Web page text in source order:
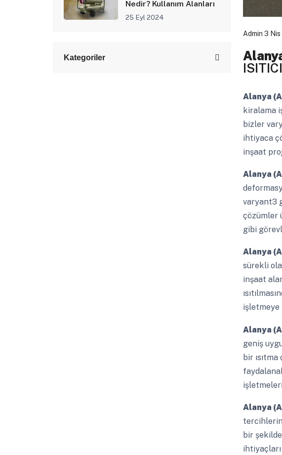
Nedir? Kullanım Alanları
25 Eyl 2024
Kategoriler
Admin 3 Nis
Alanya
kiralama
bizler
ihtiyaca
inşaat
Alanya
varyant3
çözümler
gibi
Alanya
sürekli
inşaat
işletmeye
Alanya
geniş
bir
Alanya
bir